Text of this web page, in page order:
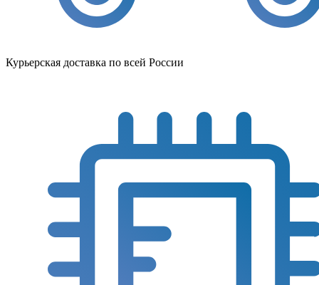
Курьерская доставка по всей России